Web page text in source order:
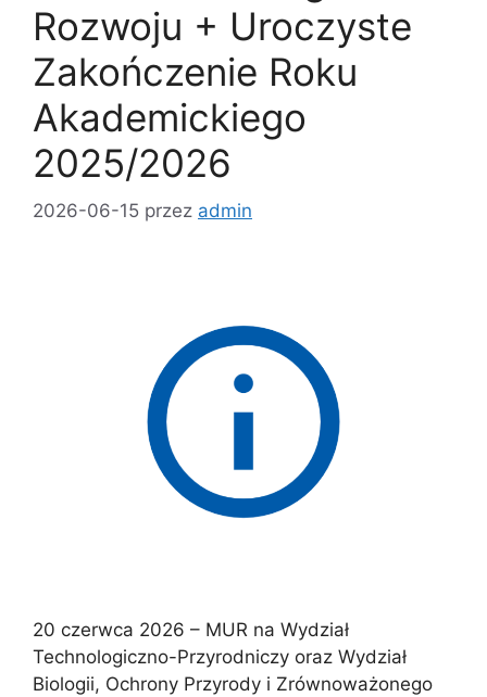
Rozwoju + Uroczyste
Zakończenie Roku
Akademickiego
2025/2026
2026-06-15 przez admin
20 czerwca 2026 – MUR na Wydział
Technologiczno-Przyrodniczy oraz Wydział
Biologii, Ochrony Przyrody i Zrównoważonego